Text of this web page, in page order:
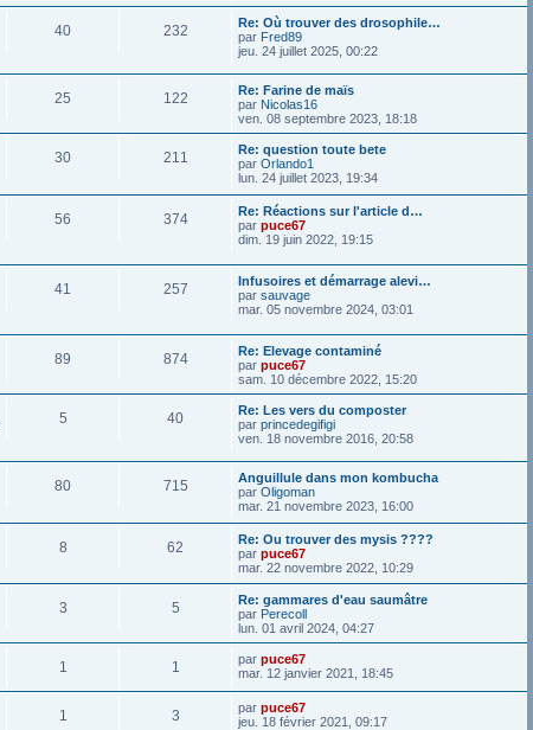
40 232
Re: Où trouver des drosophile…
par Fred89
jeu. 24 juillet 2025, 00:22
25 122
Re: Farine de maïs
par Nicolas16
ven. 08 septembre 2023, 18:18
30 211
Re: question toute bete
par Orlando1
lun. 24 juillet 2023, 19:34
56 374
Re: Réactions sur l'article d…
par puce67
dim. 19 juin 2022, 19:15
41 257
Infusoires et démarrage alevi…
par sauvage
mar. 05 novembre 2024, 03:01
89 874
Re: Elevage contaminé
par puce67
sam. 10 décembre 2022, 15:20
5 40
Re: Les vers du composter
par princedegifigi
ven. 18 novembre 2016, 20:58
80 715
Anguillule dans mon kombucha
par Oligoman
mar. 21 novembre 2023, 16:00
8 62
Re: Ou trouver des mysis ????
par puce67
mar. 22 novembre 2022, 10:29
3 5
Re: gammares d'eau saumâtre
par Perecoll
lun. 01 avril 2024, 04:27
1 1 par puce67
mar. 12 janvier 2021, 18:45
1 3 par puce67
jeu. 18 février 2021, 09:17